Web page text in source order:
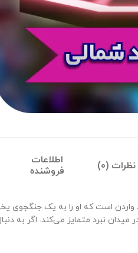
نظرات (0)
اطلاعات
فروشنده
است که او را به یک جنگجوی
میدان نبرد متمایز می‌کند. اگر